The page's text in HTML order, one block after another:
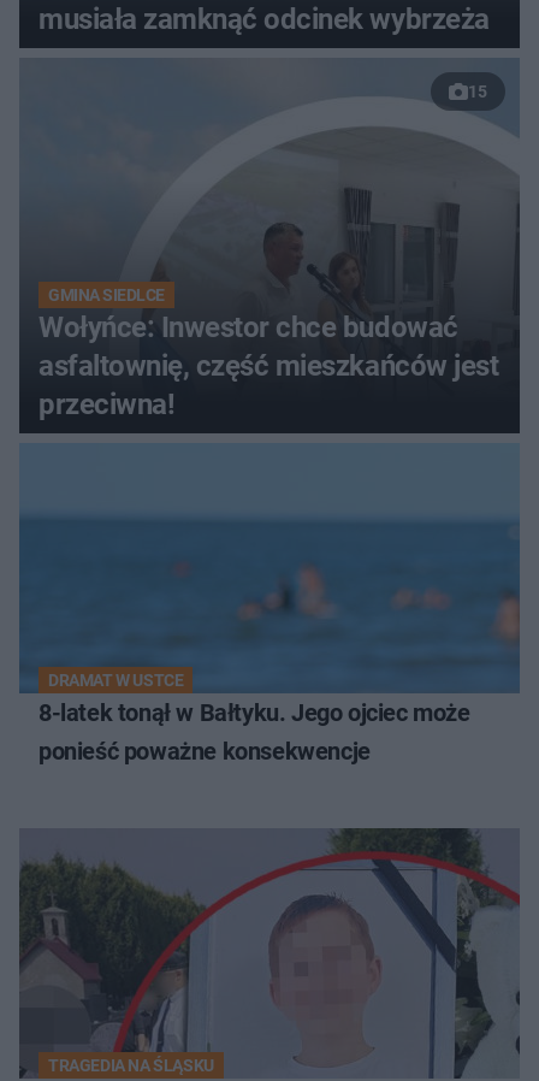
musiała zamknąć odcinek wybrzeża
15
GMINA SIEDLCE
Wołyńce: Inwestor chce budować
asfaltownię, część mieszkańców jest
przeciwna!
DRAMAT W USTCE
8-latek tonął w Bałtyku. Jego ojciec może
ponieść poważne konsekwencje
TRAGEDIA NA ŚLĄSKU